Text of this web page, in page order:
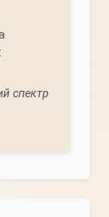
спектр